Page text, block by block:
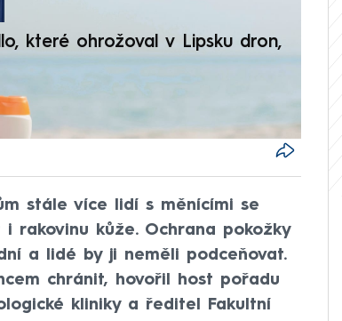
které ohrožoval v Lipsku dron,
stále více lidí s měnícími se
rakovinu kůže. Ochrana pokožky
a lidé by ji neměli podceňovat.
chránit, hovořil host pořadu
kliniky a ředitel Fakultní